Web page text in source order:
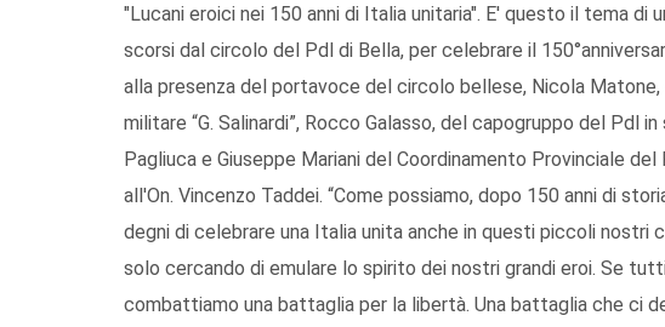
"Lucani eroici nei 150 anni di Italia unitaria". E' questo il tema di
scorsi dal circolo del Pdl di Bella, per celebrare il
alla presenza del portavoce del circolo bellese, Nicola
militare “G. Salinardi”, Rocco Galasso, del capogruppo del Pdl
Pagliuca e Giuseppe Mariani del Coordinamento Provinciale
all'On. Vincenzo Taddei. “Come possiamo, dopo 150 anni di
degni di celebrare una Italia unita anche in questi piccoli nostri
solo cercando di emulare lo spirito dei nostri grandi eroi. Se
combattiamo una battaglia per la libertà. Una battaglia che ci